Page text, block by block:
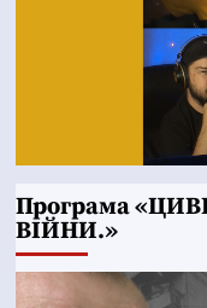
Програма
ВІЙНИ.»